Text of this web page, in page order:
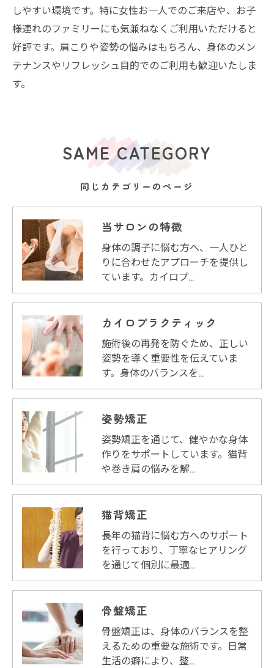
しやすい環境です。特に女性お一人でのご来店や、お子
様連れのファミリーにも気兼ねなくご利用いただけると
好評です。肩こりや姿勢の悩みはもちろん、身体のメン
テナンスやリフレッシュ目的でのご利用も歓迎いたしま
す。
同じカテゴリーのページ
SAME CATEGORY
当サロンの特徴
身体の調子に悩む方へ、一人ひと
りに合わせたアプローチを提供し
ています。カイロプ…
カイロプラクティック
施術後の再発を防ぐため、正しい
姿勢を導く重要性を伝えていま
す。身体のバランスを…
姿勢矯正
姿勢矯正を通じて、健やかな身体
作りをサポートしています。猫背
や巻き肩の悩みを解…
猫背矯正
長年の猫背に悩む方へのサポート
を行っており、丁寧なヒアリング
を通じて個別に最適…
骨盤矯正
骨盤矯正は、身体のバランスを整
えるための重要な施術です。日常
生活の癖により、整…